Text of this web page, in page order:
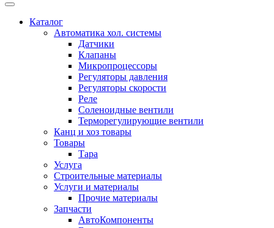
Каталог
Автоматика хол. системы
Датчики
Клапаны
Микропроцессоры
Регуляторы давления
Регуляторы скорости
Реле
Соленоидные вентили
Терморегулирующие вентили
Канц и хоз товары
Товары
Тара
Услуга
Строительные материалы
Услуги и материалы
Прочие материалы
Запчасти
АвтоКомпоненты